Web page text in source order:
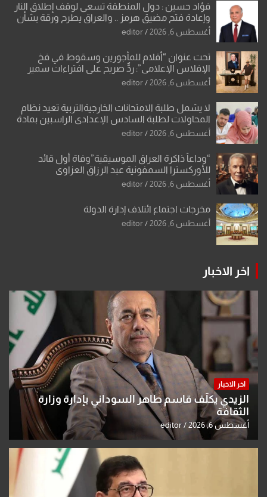
فؤاد حسين : دول المنطقة تسعى لوقف إطلاق النار
وإعادة فتح مضيق هرمز .. والعراق يطرح ورقة بشأن
تحولات القدس
أغسطس 6, 2026 editor
تحت عنوان “أقلام للمأجورين وسقوط في فخ
الإفلاس الإعلامي”: ردٌّ صريح على افتراءات سمير
الشكرجي
أغسطس 6, 2026 editor
لا يشمل طلبة الامتحانات الخارجيةالتربية تعيد نظام
المحاولات لطلبة السادس الإعدادي الراسبين بمادة
أو مادتين
أغسطس 6, 2026 editor
“وداعاً ذاكرة العراق الموسيقية”وفاة أول قائد
للأوركسترا السمفونية عبد الرزاق العزاوي
أغسطس 6, 2026 editor
مخرجات اجتماع ائتلاف إدارة الدولة
أغسطس 6, 2026 editor
اخر الاخبار
اخر الاخبار
الزيدي يكلّف قاسم طاهر السوداني بإدارة وزارة
الثقافة
أغسطس 6, 2026 editor